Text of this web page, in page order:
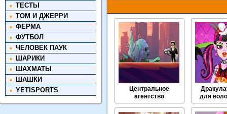
ТЕСТЫ
ТОМ И ДЖЕРРИ
ФЕРМА
ФУТБОЛ
ЧЕЛОВЕК ПАУК
ШАРИКИ
ШАХМАТЫ
ШАШКИ
YETISPORTS
Центральное
агентство
чужеродных
для